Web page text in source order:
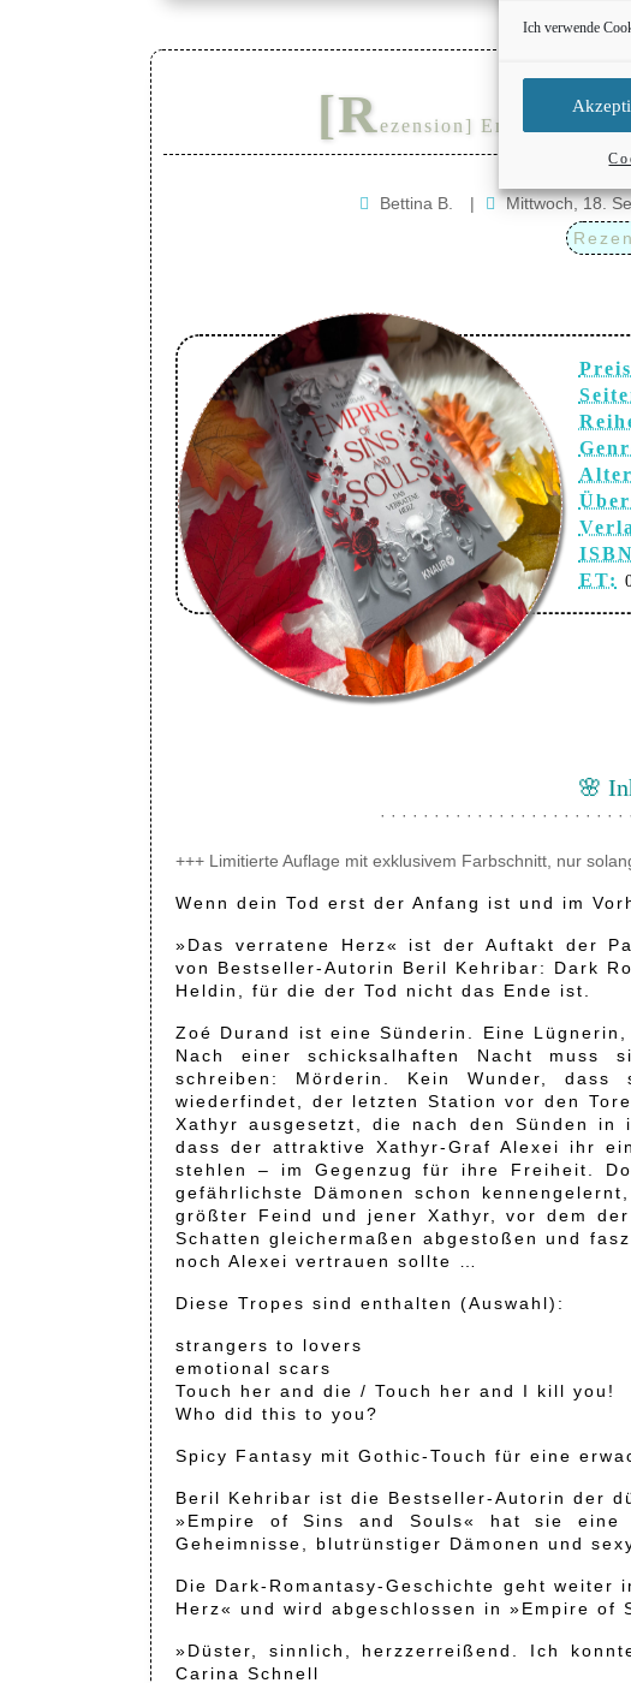
Ich verwende
[Rezension] Empire of sins
Bettina B. | Mittwoch, 18.
ET:
🌸
· · · · · · · · · · · · · · · · · · · · · ·
+++ Limitierte Auflage mit exklusivem Farbschnitt, nur
Wenn dein Tod erst der Anfang ist und im
»Das verratene Herz« ist der Auftakt der
von Bestseller-Autorin Beril Kehribar: Dark
Heldin, für die der Tod nicht das Ende ist.
Zoé Durand ist eine Sünderin. Eine
Nach einer schicksalhaften Nacht
schreiben: Mörderin. Kein Wunder,
wiederfindet, der letzten Station vor den
Xathyr ausgesetzt, die nach den Sünden in
dass der attraktive Xathyr-Graf Alexei ihr
stehlen – im Gegenzug für ihre Freiheit.
gefährlichste Dämonen schon
größter Feind und jener Xathyr, vor dem
Schatten gleichermaßen abgestoßen und
noch Alexei vertrauen sollte …
Diese Tropes sind enthalten (Auswahl):
strangers to lovers
emotional scars
Touch her and die / Touch her and I kill you!
Who did this to you?
Spicy Fantasy mit Gothic-Touch für eine
Beril Kehribar ist die Bestseller-Autorin der
»Empire of Sins and Souls« hat sie eine
Geheimnisse, blutrünstiger Dämonen und
Die Dark-Romantasy-Geschichte geht weiter
Herz« und wird abgeschlossen in »Empire of
»Düster, sinnlich, herzzerreißend. Ich
Carina Schnell